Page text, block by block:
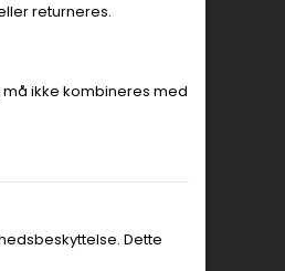
returneres.
ikke kombineres med
Dette